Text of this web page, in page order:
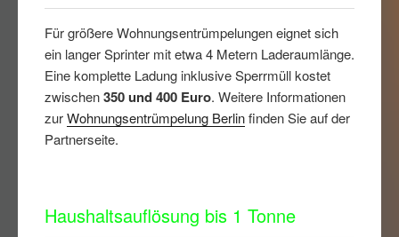
Für größere Wohnungsentrümpelungen eignet sich
ein langer Sprinter mit etwa 4 Metern Laderaumlänge.
Eine komplette Ladung inklusive Sperrmüll kostet
zwischen350 und 400 Euro. Weitere Informationen
zurWohnungsentrümpelung Berlinfinden Sie auf der
Partnerseite.
Haushaltsauflösung bis 1 Tonne